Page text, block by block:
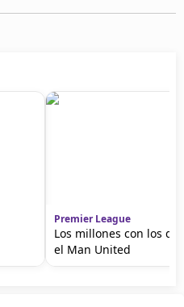
Premier League
Los millones con los
el Man United